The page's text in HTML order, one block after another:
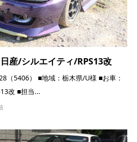
シルエイティ/RPS13改
（5406） ■地域：栃木県/U様 ■お車：
改 ■担当...